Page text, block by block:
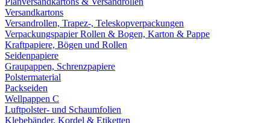
Versandkartons
Versandrollen, Trapez-, Teleskopverpackungen
Verpackungspapier Rollen & Bogen, Karton & Pappe
Kraftpapiere, Bögen und Rollen
Seidenpapiere
Graupappen, Schrenzpapiere
Polstermaterial
Packseiden
Wellpappen C
Luftpolster- und Schaumfolien
Klebebänder, Kordel & Etiketten